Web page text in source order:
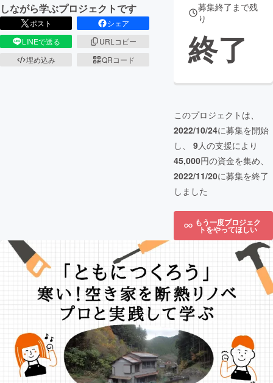
しながら学ぶプロジェクトです
ポスト
シェア
LINEで送る
URLコピー
埋め込み
QRコード
募集終了まで残
り
終了
このプロジェクトは、
2022/10/24に募集を開始
し、 9人の支援により
45,000円の資金を集め、
2022/11/20に募集を終了
しました
もう一度プロジェク
トをやってほしい